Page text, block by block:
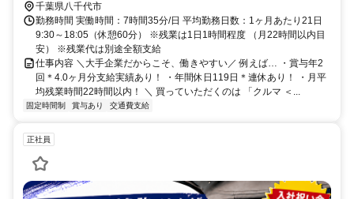
千葉県八千代市
勤務時間 実働時間：7時間35分/日 平均勤務日数：1ヶ月あたり21日
9:30～18:05（休憩60分） ※残業は1日1時間程度 （月22時間以内目
安） ※残業代は別途全額支給
仕事内容 ＼大手企業だからこそ、働きやすい／ 例えば… ・賞与年2
回＊4.0ヶ月分支給実績あり！ ・年間休日119日＊連休あり！ ・月平
均残業時間22時間以内！ ＼ 買っていただくのは 「クルマ ＜...
固定時間制 賞与あり 交通費支給
正社員